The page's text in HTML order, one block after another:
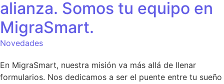
alianza. Somos tu equipo en
MigraSmart.
Novedades
En MigraSmart, nuestra misión va más allá de llenar
formularios. Nos dedicamos a ser el puente entre tu sueño